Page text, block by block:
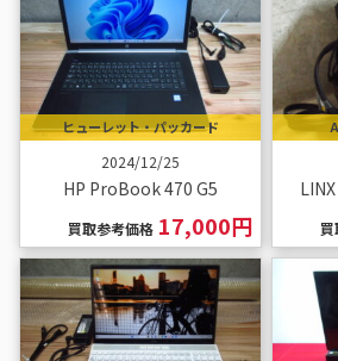
ヒューレット・パッカード
2024/12/25
HP ProBook 470 G5
買取参考価格17,000円